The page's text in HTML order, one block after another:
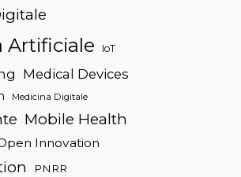
Artificiale IoT
Medical Devices
Medicina Digitale
Mobile Health
Innovation
PNRR